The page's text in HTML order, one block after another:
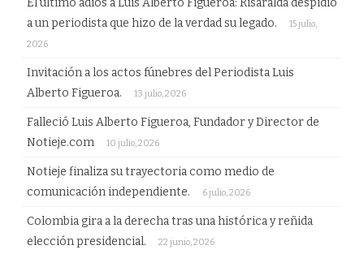
El último adiós a Luis Alberto Figueroa: Risaralda despidió
a un periodista que hizo de la verdad su legado.
15 julio,
2026
Invitación a los actos fúnebres del Periodista Luis
Alberto Figueroa.
13 julio, 2026
Falleció Luis Alberto Figueroa, Fundador y Director de
Notieje.com
10 julio, 2026
Notieje finaliza su trayectoria como medio de
comunicación independiente.
6 julio, 2026
Colombia gira a la derecha tras una histórica y reñida
elección presidencial.
22 junio, 2026